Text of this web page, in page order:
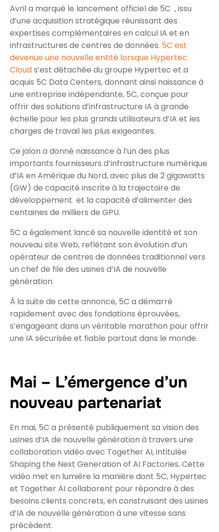
Avril a marqué le lancement officiel de 5C , issu
d’une acquisition stratégique réunissant des
expertises complémentaires en calcul IA et en
infrastructures de centres de données. 5C est
devenue une nouvelle entité lorsque Hypertec
Clouds’est détachée du groupe Hypertec et a
acquis 5C Data Centers, donnant ainsi naissance à
une entreprise indépendante, 5C, conçue pour
offrir des solutions d’infrastructure IA à grande
échelle pour les plus grands utilisateurs d’IA et les
charges de travail les plus exigeantes.
Ce jalon a donné naissance à l’un des plus
importants fournisseurs d’infrastructure numérique
d’IA en Amérique du Nord, avec plus de 2 gigawatts
(GW) de capacité inscrite à la trajectoire de
développement et la capacité d’alimenter des
centaines de milliers de GPU.
5C a également lancé sa nouvelle identité et son
nouveau site Web, reflétant son évolution d’un
opérateur de centres de données traditionnel vers
un chef de file des usines d’IA de nouvelle
génération.
À la suite de cette annonce, 5C a démarré
rapidement avec des fondations éprouvées,
s’engageant dans un véritable marathon pour offrir
une IA sécurisée et fiable partout dans le monde.
Mai – L’émergence d’un
nouveau partenariat
En mai, 5C a présenté publiquement sa vision des
usines d’IA de nouvelle génération à travers une
collaboration vidéo avec Together AI, intitulée
Shaping the Next Generation of AI Factories. Cette
vidéo met en lumière la manière dont 5C, Hypertec
et Together AI collaborent pour répondre à des
besoins clients concrets, en construisant des usines
d’IA de nouvelle génération à une vitesse sans
précédent.